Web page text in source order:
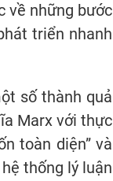
về những bước
triển nhanh
số thành quả
Marx với thực
toàn diện” và
thống lý luận